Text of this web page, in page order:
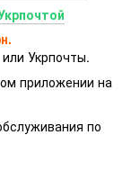
Укрпочты.
приложении на
по